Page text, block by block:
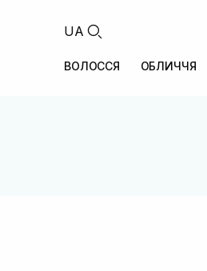
UA
ВОЛОССЯ ОБЛИЧЧЯ